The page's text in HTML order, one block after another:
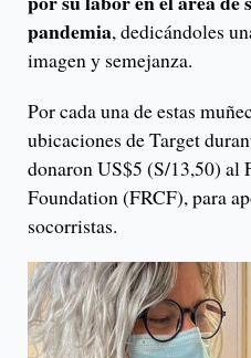
pandemia, dedicándoles
imagen y semejanza.
Por cada una de estas
ubicaciones de Target
donaron US$5 (S/13,50) al
Foundation (FRCF), para
socorristas.